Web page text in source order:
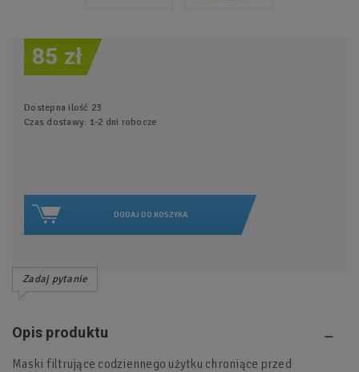
85 zł
Dostepna ilość 23
Czas dostawy: 1-2 dni robocze
DODAJ DO KOSZYKA
Zadaj pytanie
Opis produktu
Maski filtrujące codziennego użytku chroniące przed